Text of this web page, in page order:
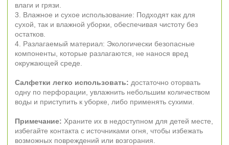
влаги и грязи.
3. Влажное и сухое использование: Подходят как для
сухой, так и влажной уборки, обеспечивая чистоту без
остатков.
4. Разлагаемый материал: Экологически безопасные
компоненты, которые разлагаются, не нанося вред
окружающей среде.
Салфетки легко использовать: достаточно оторвать
одну по перфорации, увлажнить небольшим количеством
воды и приступить к уборке, либо применять сухими.
Примечание: Храните их в недоступном для детей месте,
избегайте контакта с источниками огня, чтобы избежать
возможных повреждений или возгорания.